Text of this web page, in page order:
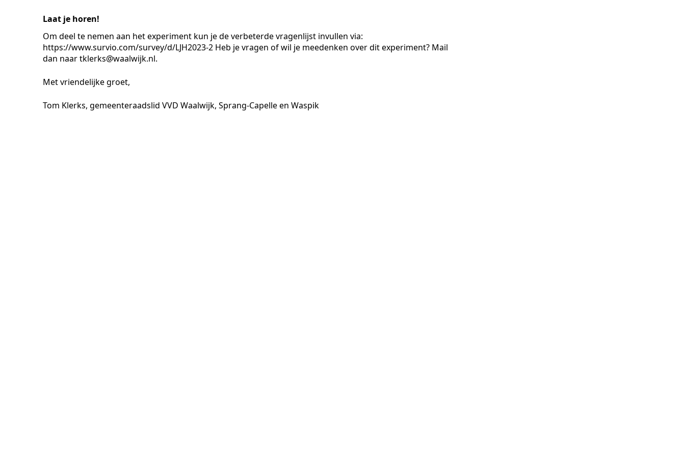
Laat je horen!
Om deel te nemen aan het experiment kun je de verbeterde vragenlijst invullen via:
https://www.survio.com/survey/d/LJH2023-2 Heb je vragen of wil je meedenken over dit experiment? Mail
dan naar tklerks@waalwijk.nl.
Met vriendelijke groet,
Tom Klerks, gemeenteraadslid VVD Waalwijk, Sprang-Capelle en Waspik